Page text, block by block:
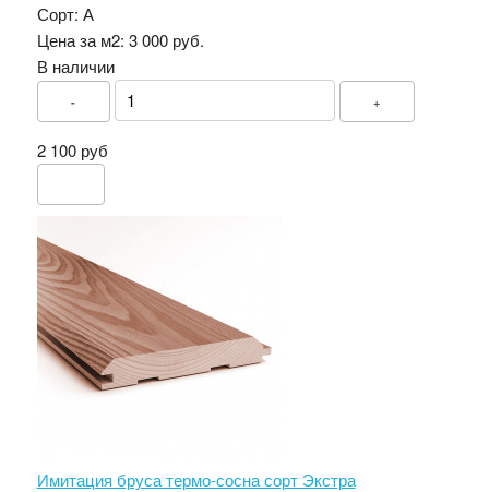
Сорт: А
Цена за м2: 3 000 руб.
В наличии
- +
2 100 руб
Имитация бруса термо-сосна сорт Экстра